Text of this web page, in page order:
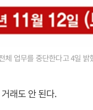
업무를 중단한다고 4일 밝
래도 안 된다.